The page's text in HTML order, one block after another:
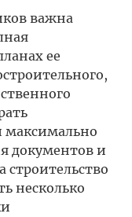
важна
ее
максимально
документов и
строительство
несколько